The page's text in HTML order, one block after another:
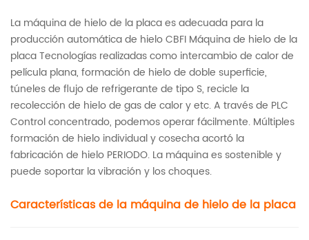
La máquina de hielo de la placa es adecuada para la
producción automática de hielo CBFI Máquina de hielo de la
placa Tecnologías realizadas como intercambio de calor de
película plana, formación de hielo de doble superficie,
túneles de flujo de refrigerante de tipo S, recicle la
recolección de hielo de gas de calor y etc. A través de PLC
Control concentrado, podemos operar fácilmente. Múltiples
formación de hielo individual y cosecha acortó la
fabricación de hielo PERIODO. La máquina es sostenible y
puede soportar la vibración y los choques.
Características de la máquina de hielo de la placa